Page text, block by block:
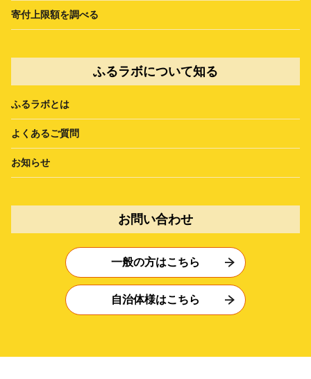
寄付上限額を調べる
ふるラボについて知る
ふるラボとは
よくあるご質問
お知らせ
お問い合わせ
一般の方はこちら
自治体様はこちら